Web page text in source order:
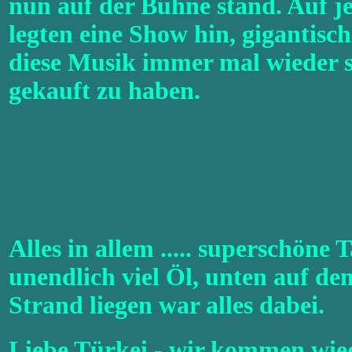
nun auf der Bühne stand. Auf
legten eine Show hin,
diese Musik immer mal wieder
gekauft zu haben.
Alles in allem ..... superschöne
unendlich viel Öl, unten auf
Strand liegen war alles dabei.